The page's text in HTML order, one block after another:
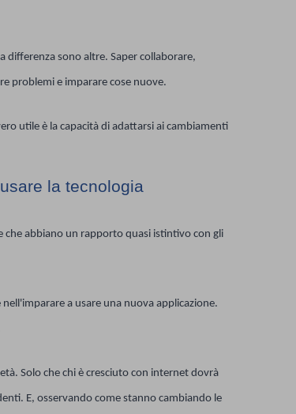
differenza sono altre. Saper collaborare,
problemi e imparare cose nuove.
utile è la capacità di adattarsi ai cambiamenti
la tecnologia
che abbiano un rapporto quasi istintivo con gli
a usare una nuova applicazione.
Solo che chi è cresciuto con internet dovrà
E, osservando come stanno cambiando le